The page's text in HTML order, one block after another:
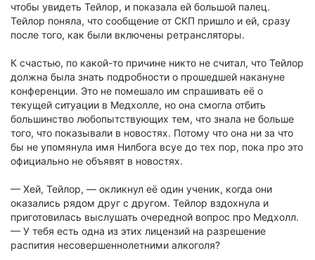
чтобы увидеть Тейлор, и показала ей большой палец.
Тейлор поняла, что сообщение от СКП пришло и ей, сразу
после того, как были включены ретрансляторы.
К счастью, по какой-то причине никто не считал, что Тейлор
должна была знать подробности о прошедшей накануне
конференции. Это не помешало им спрашивать её о
текущей ситуации в Медхолле, но она смогла отбить
большинство любопытствующих тем, что знала не больше
того, что показывали в новостях. Потому что она ни за что
бы не упомянула имя Нилбога всуе до тех пор, пока про это
официально не объявят в новостях.
— Хей, Тейлор, — окликнул её один ученик, когда они
оказались рядом друг с другом. Тейлор вздохнула и
приготовилась выслушать очередной вопрос про Медхолл.
— У тебя есть одна из этих лицензий на разрешение
распития несовершеннолетними алкоголя?